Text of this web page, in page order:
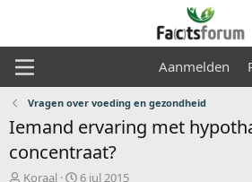
Aanmelden
Vragen over voeding en gezondheid
Iemand ervaring met
concentraat?
O
Koraal
S
6 jul 2015